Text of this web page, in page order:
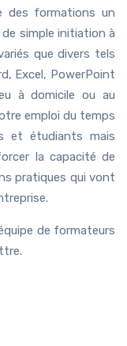
des formations un
simple initiation à
que divers tels
Excel, PowerPoint
à domicile ou au
emploi du temps
et étudiants mais
la capacité de
pratiques qui vont
de formateurs